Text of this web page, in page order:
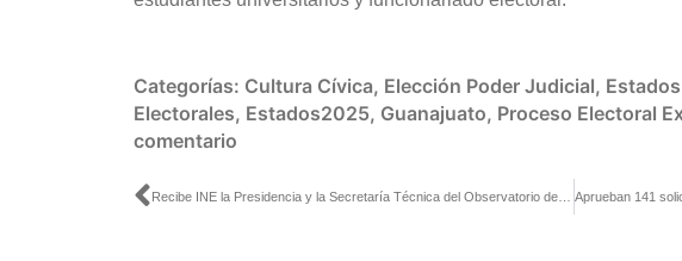
Categorías: Cultura Cívica, Elección Poder Judicial, Estados
Electorales, Estados2025, Guanajuato, Proceso Electoral
comentario
Ant